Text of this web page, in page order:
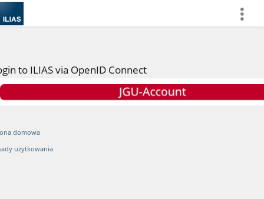
more
to ILIAS via OpenID Connect
domowa
użytkowania